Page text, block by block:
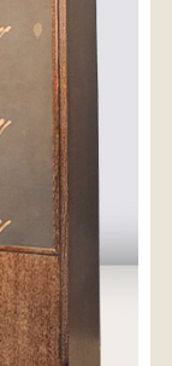
を選択いた
送料が表